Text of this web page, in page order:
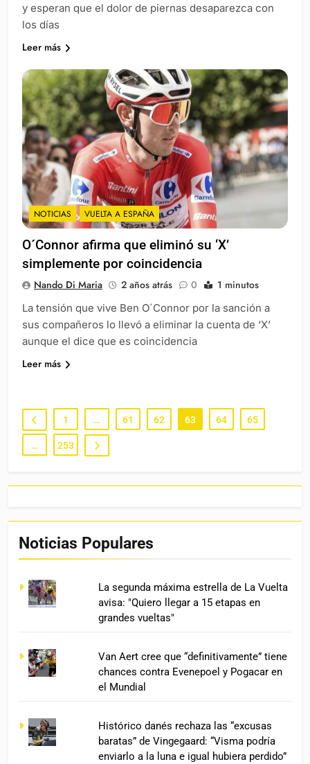
y esperan que el dolor de piernas desaparezca con
los días
Leer más
NOTICIAS VUELTA A ESPAÑA
O´Connor afirma que eliminó su ‘X’
simplemente por coincidencia
Nando Di Maria 2 años atrás 0 1 minutos
La tensión que vive Ben O´Connor por la sanción a
sus compañeros lo llevó a eliminar la cuenta de ‘X’
aunque el dice que es coincidencia
Leer más
1 … 61 62 63 64 65
… 253
Noticias Populares
La segunda máxima estrella de La Vuelta
avisa: "Quiero llegar a 15 etapas en
grandes vueltas"
Van Aert cree que “definitivamente” tiene
chances contra Evenepoel y Pogacar en
el Mundial
Histórico danés rechaza las “excusas
baratas” de Vingegaard: “Visma podría
enviarlo a la luna e igual hubiera perdido”